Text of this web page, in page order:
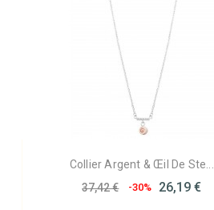
Collier Argent & Œil De Ste...
37,42 €
-30% 26,19 €